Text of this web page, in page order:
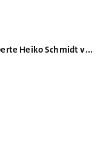
Outsourcingexperte Heiko Schmidt verstärkt das Team von PA Consulting Group in DACH